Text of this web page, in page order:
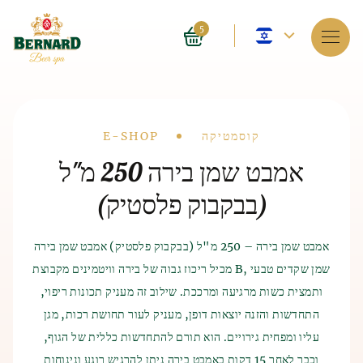
שפה
אנגלית
5
על הספא
הזמנה
מחירים
E-shop
בלוג
FAQ
Drobečková
navigace
E-SHOP קוסמטיקה
אמבט שמן בירה 250 מ"ל
(בבקבוק פלסטיק)
אמבט שמן בירה – 250 מ"ל (בבקבוק פלסטיק) אמבט שמן בירה
מכיל ריכוז גבוה של בירה וויטמינים מקבוצת B, שמן שקדים טבעי
ותמצית כשות מרגיעה ומרככת. שילוב זה מעניק תכונות ריפוי,
התחדשות והזנה יוצאות דופן, מעניק לעור תחושת רכות, מגן
עליו ומפחית גירויים. הוא תורם להתחדשות כללית של הגוף,
וכבר לאחר 15 דקות באמבט בירה ניתן להרגיש רוגע ונינוחות
היסטוריה של אמבטיות בירה
הספא עצמו הופיע לפני 4,000 שנה בהודו. גם הסינים והמצרים
ההיסטוריה של ייצור הבירה מתוארכת לאלף השביעי לפני הספירה,
היסטוריה שלייצור בירה ומלט
ההיסטוריה של ייצור הבירה מתוארכת לאלף השביעי לפני הספירה,
כאשר הבירה התגלתה למדי במקרה על ידי השומריים הקדמונים.
שיטת ייצור הבירה החלה מהאחסון הירוד של התבואה שגידלו.